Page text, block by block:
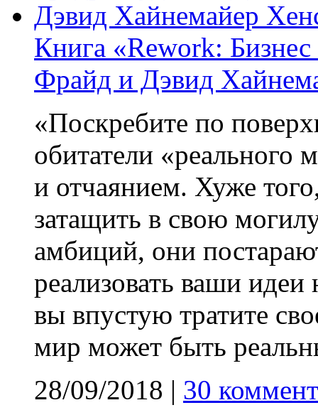
Книга «Rework:
Фрайд и Дэвид
«Поскребите по
обитатели
и отчаянием. Хуже
затащить в свою
амбиций, они
реализовать ваши
вы впустую тратите
мир может быть
28/09/2018 | 30